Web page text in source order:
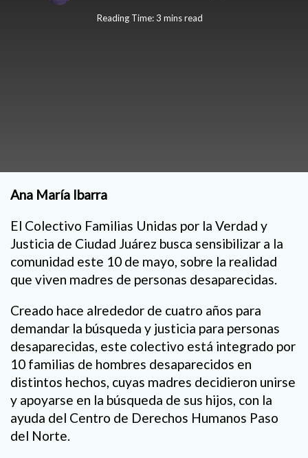
Reading Time: 3 mins read
Ana María Ibarra
El Colectivo Familias Unidas por la Verdad y
Justicia de Ciudad Juárez busca sensibilizar a la
comunidad este 10 de mayo, sobre la realidad
que viven madres de personas desaparecidas.
Creado hace alrededor de cuatro años para
demandar la búsqueda y justicia para personas
desaparecidas, este colectivo está integrado por
10 familias de hombres desaparecidos en
distintos hechos, cuyas madres decidieron unirse
y apoyarse en la búsqueda de sus hijos, con la
ayuda del Centro de Derechos Humanos Paso
del Norte.